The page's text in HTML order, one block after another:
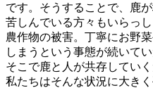
です。そうすることで、鹿
苦しんでいる方々もいらっ
農作物の被害。丁寧にお野
しまうという事態が続いてい
そこで鹿と人が共存してい
私たちはそんな状況に大き